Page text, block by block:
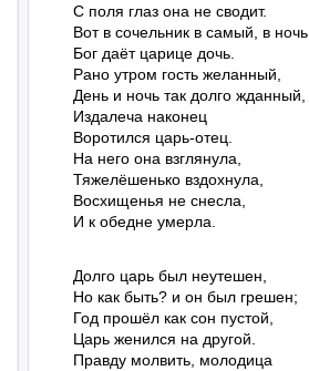
С поля глаз она не сводит.
Вот в сочельник в самый, в ночь
Бог даёт царице дочь.
Рано утром гость желанный,
День и ночь так долго жданный,
Издалеча наконец
Воротился царь-отец.
На него она взглянула,
Тяжелёшенько вздохнула,
Восхищенья не снесла,
И к обедне умерла.
Долго царь был неутешен,
Но как быть? и он был грешен;
Год прошёл как сон пустой,
Царь женился на другой.
Правду молвить, молодица